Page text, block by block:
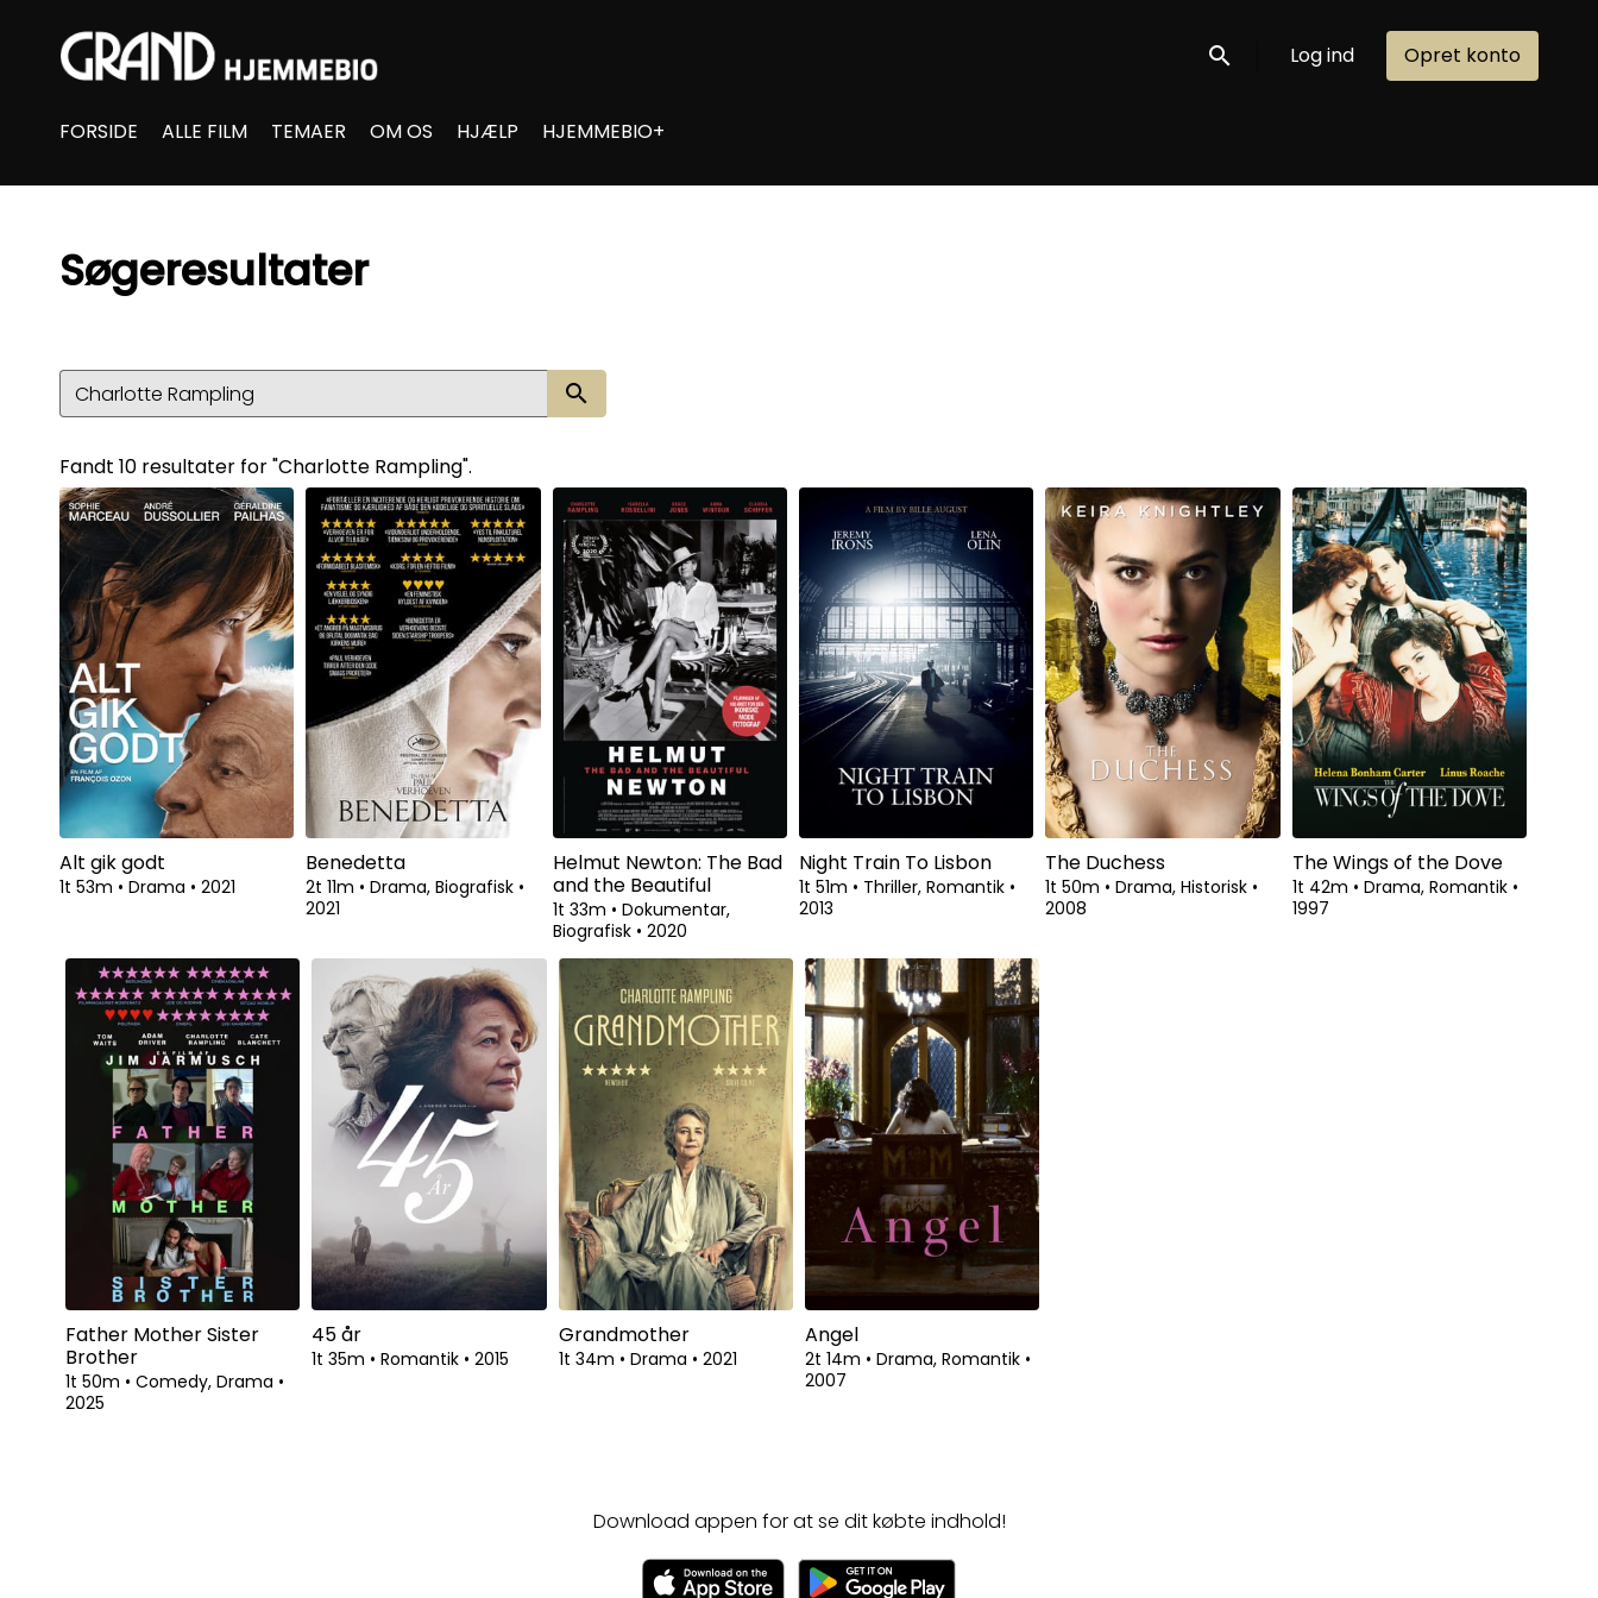
Accessibility Links
Søg nu Log ind Opret konto
FORSIDE ALLE FILM TEMAER OM OS HJÆLP HJEMMEBIO+
Søgeresultater
Søg nu
Fandt 10 resultater for "Charlotte Rampling".
Alt gik godt
1t 53m • Drama • 2021
Benedetta
2t 11m • Drama, Biografisk •
2021
Helmut Newton: The Bad
and the Beautiful
1t 33m • Dokumentar,
Biografisk • 2020
Night Train To Lisbon
1t 51m • Thriller, Romantik •
2013
The Duchess
1t 50m • Drama, Historisk •
2008
The Wings of the Dove
1t 42m • Drama, Romantik •
1997
Father Mother Sister
Brother
1t 50m • Comedy, Drama •
2025
45 år
1t 35m • Romantik • 2015
Grandmother
1t 34m • Drama • 2021
Angel
2t 14m • Drama, Romantik •
2007
Download appen for at se dit købte indhold!